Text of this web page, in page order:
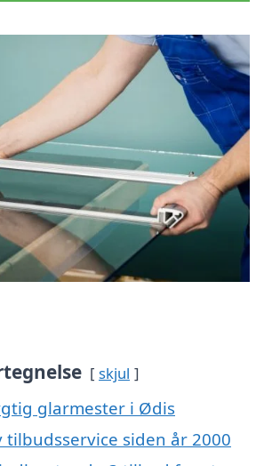
skjul
glarmester i Ødis
tilbudsservice siden år 2000